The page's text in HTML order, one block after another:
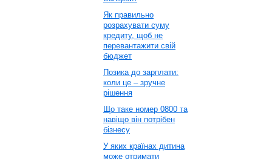
Як правильно
розрахувати суму
кредиту, щоб не
перевантажити свій
бюджет
Позика до зарплати:
коли це – зручне
рішення
Що таке номер 0800 та
навіщо він потрібен
бізнесу
У яких країнах дитина
може отримати